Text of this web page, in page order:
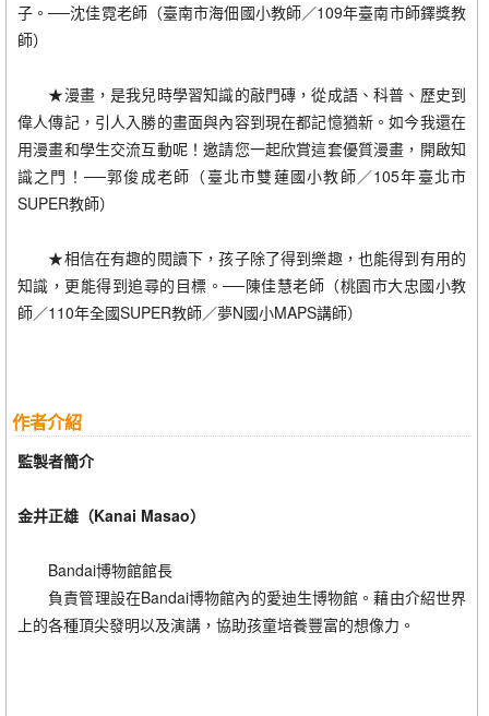
子。──沈佳霓老師（臺南市海佃國小教師／109年臺南市師鐸獎教
師）
★漫畫，是我兒時學習知識的敲門磚，從成語、科普、歷史到
偉人傳記，引人入勝的畫面與內容到現在都記憶猶新。如今我還在
用漫畫和學生交流互動呢！邀請您一起欣賞這套優質漫畫，開啟知
識之門！──郭俊成老師（臺北市雙蓮國小教師／105年臺北市
SUPER教師）
★相信在有趣的閱讀下，孩子除了得到樂趣，也能得到有用的
知識，更能得到追尋的目標。──陳佳慧老師（桃園市大忠國小教
師／110年全國SUPER教師／夢N國小MAPS講師）
作者介紹
監製者簡介
金井正雄（Kanai Masao）
Bandai博物館館長
負責管理設在Bandai博物館內的愛迪生博物館。藉由介紹世界
上的各種頂尖發明以及演講，協助孩童培養豐富的想像力。